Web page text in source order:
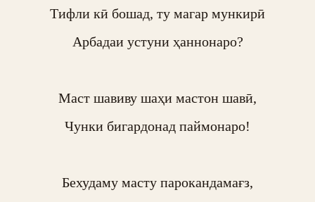
Тифли кӣ бошад, ту магар мункирӣ
Арбадаи устуни ҳаннонаро?
Маст шавиву шаҳи мастон шавӣ,
Чунки бигардонад паймонаро!
Бехудаму масту парокандамағз,